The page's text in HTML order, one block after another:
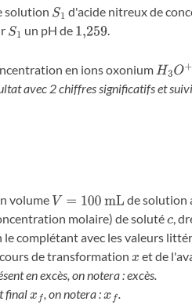
solution S1 d'acide nitreux de
S1 un pH de 1,259.
en ions oxoniumH3O+
avec 2 chiffres significatifs et
volume V= 100mL de solution
molaire) de solutéc,
le complétant avec les valeurs
de transformation x et de
en excès, on notera : excès.
finalxf , on notera :xf .